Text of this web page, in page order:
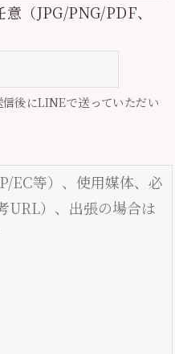
（JPG/PNG/PDF、
後にLINEで送っていただい